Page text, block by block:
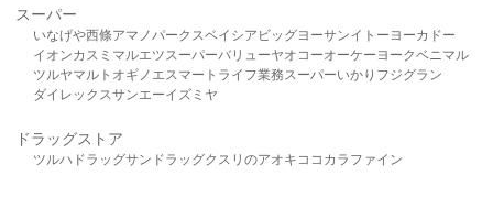
スーパー
いなげや西條アマノパークスベイシア ビッグヨーサンイトーヨーカドー
イオンカスミ マルエツスーパーバリューヤオコーオーケー ヨークベニマル
ツルヤマルト オギノ エスマート ライフ業務スーパーいかり フジグラン
ダイレックスサンエーイズミヤ
ドラッグストア
ツルハドラッグサンドラッグクスリのアオキ ココカラファイン